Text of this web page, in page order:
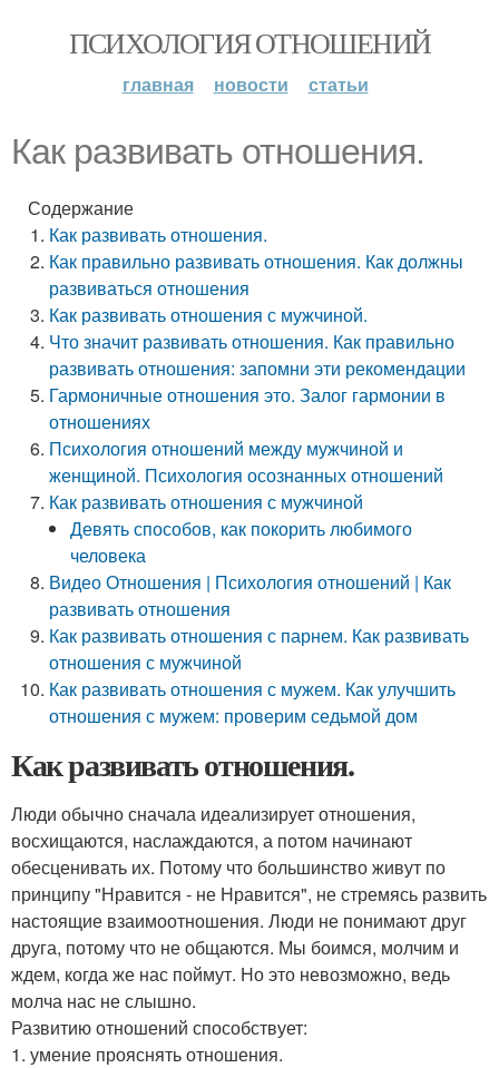
ПСИХОЛОГИЯ ОТНОШЕНИЙ
главная новости статьи
Как развивать отношения.
Содержание
Как развивать отношения.
Как правильно развивать отношения. Как должны
развиваться отношения
Как развивать отношения с мужчиной.
Что значит развивать отношения. Как правильно
развивать отношения: запомни эти рекомендации
Гармоничные отношения это. Залог гармонии в
отношениях
Психология отношений между мужчиной и
женщиной. Психология осознанных отношений
Как развивать отношения с мужчиной
Девять способов, как покорить любимого
человека
Видео Отношения | Психология отношений | Как
развивать отношения
Как развивать отношения с парнем. Как развивать
отношения с мужчиной
Как развивать отношения с мужем. Как улучшить
отношения с мужем: проверим седьмой дом
Как развивать отношения.
Люди обычно сначала идеализирует отношения,
восхищаются, наслаждаются, а потом начинают
обесценивать их. Потому что большинство живут по
принципу "Нравится - не Нравится", не стремясь развить
настоящие взаимоотношения. Люди не понимают друг
друга, потому что не общаются. Мы боимся, молчим и
ждем, когда же нас поймут. Но это невозможно, ведь
молча нас не слышно.
Развитию отношений способствует:
1. умение прояснять отношения.